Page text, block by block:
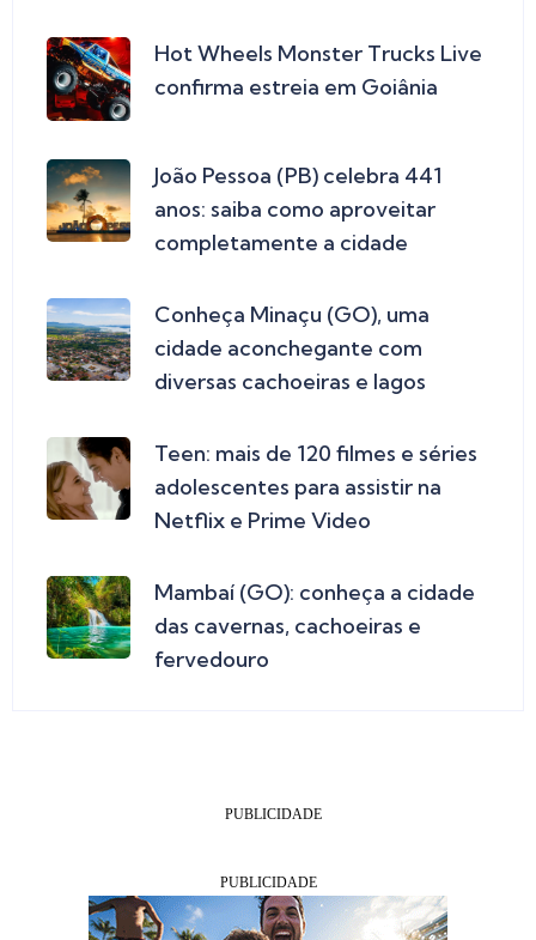
Hot Wheels Monster Trucks Live
confirma estreia em Goiânia
João Pessoa (PB) celebra 441
anos: saiba como aproveitar
completamente a cidade
Conheça Minaçu (GO), uma
cidade aconchegante com
diversas cachoeiras e lagos
Teen: mais de 120 filmes e séries
adolescentes para assistir na
Netflix e Prime Video
Mambaí (GO): conheça a cidade
das cavernas, cachoeiras e
fervedouro